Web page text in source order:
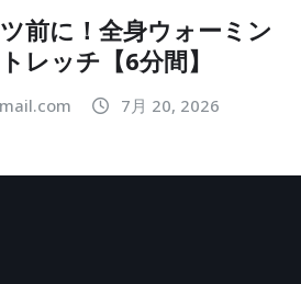
前に！全身ウォーミン
レッチ【6分間】
7月 20, 2026